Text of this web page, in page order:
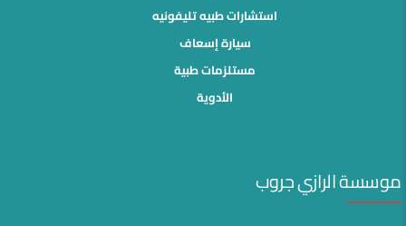
استشارات طبيه تليفونيه
سيارة إسعاف
مستلزمات طبية
الأدوية
موسسة الرازي جروب